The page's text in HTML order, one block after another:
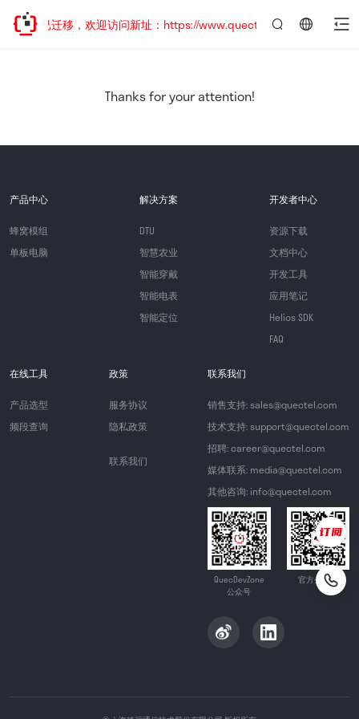
站地址已迁移，欢迎访问新址：https://www.quectel.com.cn
Thanks for your attention!
产品中心
蜂窝模组
单板电脑
解决方案
DTU
智慧农业
智能穿戴
智能电表
智能定位
开发者中心
资源下载
文档中心
开发工具
应用笔记
Helios SDK
FAQ
在线工具
产品选型
频段查询
政策
服务协议
隐私政策
联系我们
联系我们
销售支持: sales@quectel.com
技术支持: support@quectel.com
招聘: career@quectel.com
媒体联系: media@quectel.com
其他咨询: info@quectel.com
QuecDevZone
公众号
官方公众号